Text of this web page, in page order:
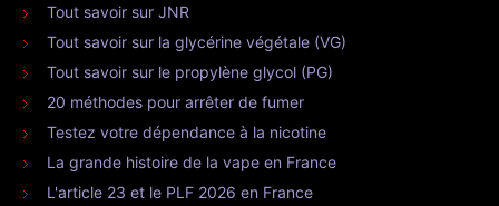
Tout savoir sur JNR
Tout savoir sur la glycérine végétale (VG)
Tout savoir sur le propylène glycol (PG)
20 méthodes pour arrêter de fumer
Testez votre dépendance à la nicotine
La grande histoire de la vape en France
L'article 23 et le PLF 2026 en France